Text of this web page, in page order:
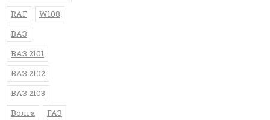
RAF
W108
ВАЗ
ВАЗ 2101
ВАЗ 2102
ВАЗ 2103
Волга
ГАЗ